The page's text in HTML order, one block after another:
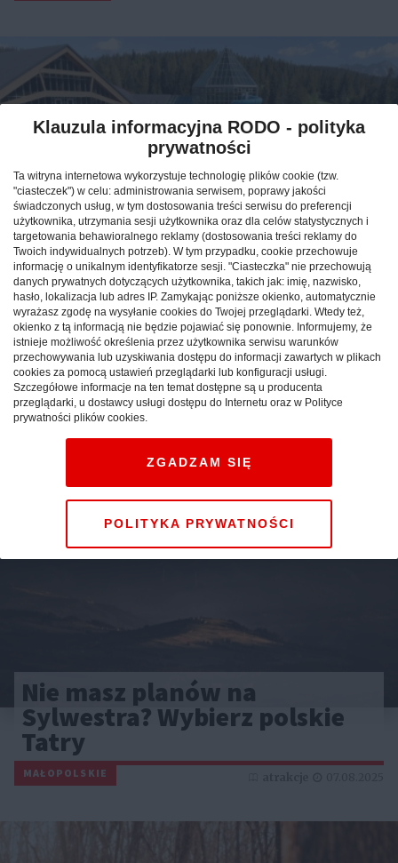
Weekend w górach: sprawdź,
jak maksymalnie
wykorzystać krótki pobyt
pod Tatrami
CAŁA POLSKA atrakcje
Reklama
Nie masz planów na
Sylwestra? Wybierz polskie
Tatry
MAŁOPOLSKIE
Klauzula informacyjna RODO - polityka
prywatności
Ta witryna internetowa wykorzystuje technologię plików cookie (tzw.
"ciasteczek") w celu: administrowania serwisem, poprawy jakości
świadczonych usług, w tym dostosowania treści serwisu do preferencji
użytkownika, utrzymania sesji użytkownika oraz dla celów statystycznych i
targetowania behawioralnego reklamy (dostosowania treści reklamy do
Twoich indywidualnych potrzeb). W tym przypadku, cookie przechowuje
informację o unikalnym identyfikatorze sesji. "Ciasteczka" nie przechowują
danych prywatnych dotyczących użytkownika, takich jak: imię, nazwisko,
hasło, lokalizacja lub adres IP. Zamykając poniższe okienko, automatycznie
wyrażasz zgodę na wysyłanie cookies do Twojej przeglądarki. Wtedy też,
okienko z tą informacją nie będzie pojawiać się ponownie. Informujemy, że
istnieje możliwość określenia przez użytkownika serwisu warunków
przechowywania lub uzyskiwania dostępu do informacji zawartych w plikach
cookies za pomocą ustawień przeglądarki lub konfiguracji usługi.
Szczegółowe informacje na ten temat dostępne są u producenta
przeglądarki, u dostawcy usługi dostępu do Internetu oraz w Polityce
prywatności plików cookies.
POLITYKA PRYWATNOŚCI
ZGADZAM SIĘ